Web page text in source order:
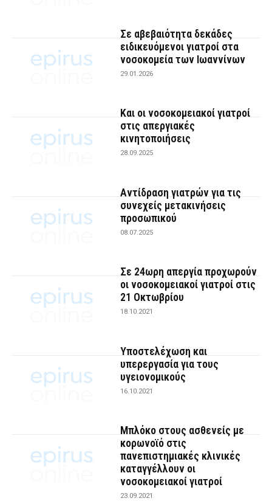
Σε αβεβαιότητα δεκάδες
ειδικευόμενοι γιατροί στα
νοσοκομεία των Ιωαννίνων
29.01.2026
Και οι νοσοκομειακοί γιατροί
στις απεργιακές
κινητοποιήσεις
28.09.2025
Αντίδραση γιατρών για τις
συνεχείς μετακινήσεις
προσωπικού
08.07.2025
Σε 24ωρη απεργία προχωρούν
οι νοσοκομειακοί γιατροί στις
21 Οκτωβρίου
18.10.2021
Υποστελέχωση και
υπερεργασία για τους
υγειονομικούς
16.10.2021
Μπλόκο στους ασθενείς με
κορωνοϊό στις
πανεπιστημιακές κλινικές
καταγγέλλουν οι
νοσοκομειακοί γιατροί
23.09.2021